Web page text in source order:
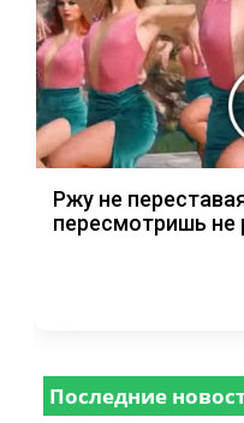
Ржу не
пересмотришь не